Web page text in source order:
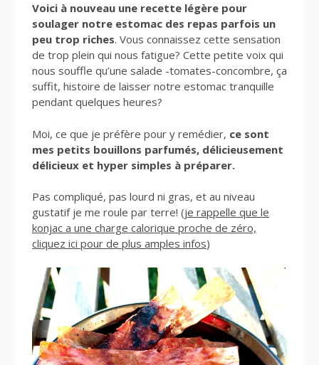
Voici à nouveau une recette légère pour
soulager notre estomac des repas parfois un
peu trop riches. Vous connaissez cette sensation
de trop plein qui nous fatigue? Cette petite voix qui
nous souffle qu’une salade -tomates-concombre, ça
suffit, histoire de laisser notre estomac tranquille
pendant quelques heures?
Moi, ce que je préfère pour y remédier, ce sont
mes petits bouillons parfumés, délicieusement
délicieux et hyper simples à préparer.
Pas compliqué, pas lourd ni gras, et au niveau
gustatif je me roule par terre! (je rappelle que le
konjac a une charge calorique proche de zéro,
cliquez ici pour de plus amples infos)